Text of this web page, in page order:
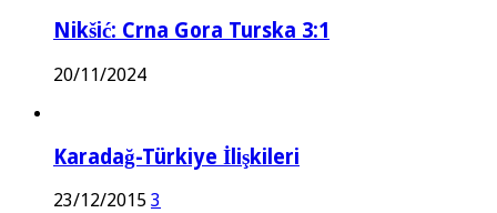
Nikšić: Crna Gora Turska 3:1
20/11/2024
Karadağ-Türkiye İlişkileri
23/12/2015 3